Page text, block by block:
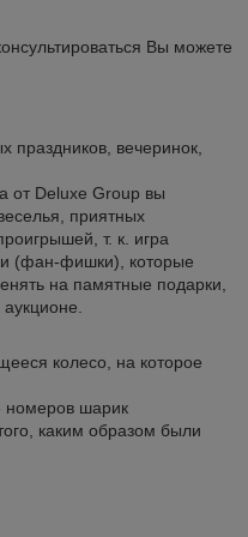
Вы можете
праздников, вечеринок,
от Deluxe Group вы
приятных
т. к. игра
(фан-фишки), которые
на памятные подарки,
колесо, на которое
номеров шарик
каким образом были